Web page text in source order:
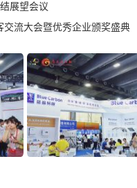
展望会议
交流大会暨优秀企业颁奖盛典